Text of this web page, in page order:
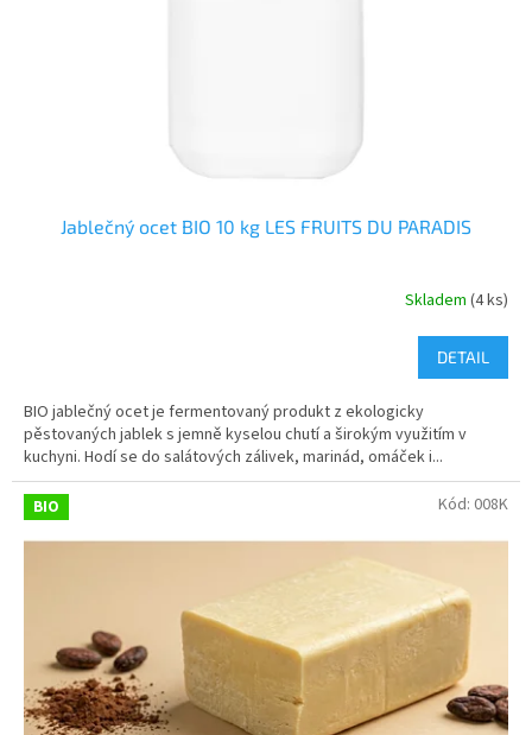
Jablečný ocet BIO 10 kg LES FRUITS DU PARADIS
Skladem (4 ks)
DETAIL
BIO jablečný ocet je fermentovaný produkt z ekologicky
pěstovaných jablek s jemně kyselou chutí a širokým využitím v
kuchyni. Hodí se do salátových zálivek, marinád, omáček i...
BIO Kód: 008K